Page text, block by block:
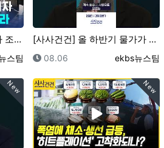
"교도소가 꽉 차서" 범죄자 조기 석방하는 영국? ..…
스팀
[사사건건] 올 하반기 물가가 심상치 않은 이유 (정철…
등록일
08.06 등록자
ekbs뉴스팀
New New